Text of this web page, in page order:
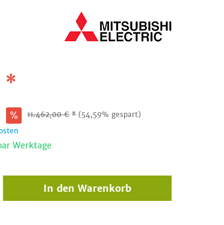
*
11.462,00€ * (54,59% gespart)
Werktage
In den Warenkorb